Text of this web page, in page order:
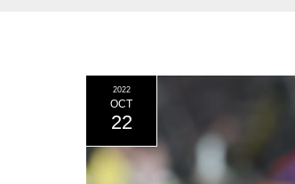
2022
OCT
22